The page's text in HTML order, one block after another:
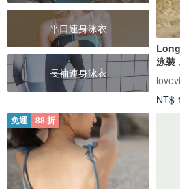
平口連身泳衣
長袖連身泳衣
泳裝
NT$
免運 88 折